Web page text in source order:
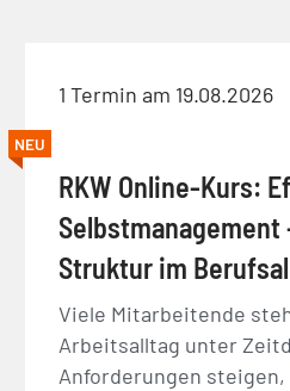
1 Termin am 19.08.2026
NEU
RKW Online-Kurs:
Selbstmanagement
Struktur im
Viele Mitarbeitende
Arbeitsalltag unter
Anforderungen steigen,